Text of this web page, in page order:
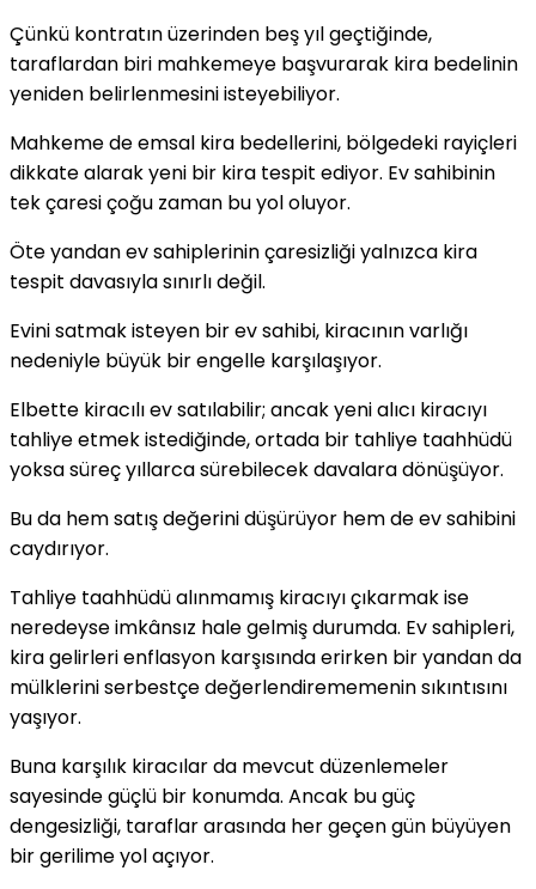
Çünkü kontratın üzerinden beş yıl geçtiğinde,
taraflardan biri mahkemeye başvurarak kira bedelinin
yeniden belirlenmesini isteyebiliyor.
Mahkeme de emsal kira bedellerini, bölgedeki rayiçleri
dikkate alarak yeni bir kira tespit ediyor. Ev sahibinin
tek çaresi çoğu zaman bu yol oluyor.
Öte yandan ev sahiplerinin çaresizliği yalnızca kira
tespit davasıyla sınırlı değil.
Evini satmak isteyen bir ev sahibi, kiracının varlığı
nedeniyle büyük bir engelle karşılaşıyor.
Elbette kiracılı ev satılabilir; ancak yeni alıcı kiracıyı
tahliye etmek istediğinde, ortada bir tahliye taahhüdü
yoksa süreç yıllarca sürebilecek davalara dönüşüyor.
Bu da hem satış değerini düşürüyor hem de ev sahibini
caydırıyor.
Tahliye taahhüdü alınmamış kiracıyı çıkarmak ise
neredeyse imkânsız hale gelmiş durumda. Ev sahipleri,
kira gelirleri enflasyon karşısında erirken bir yandan da
mülklerini serbestçe değerlendirememenin sıkıntısını
yaşıyor.
Buna karşılık kiracılar da mevcut düzenlemeler
sayesinde güçlü bir konumda. Ancak bu güç
dengesizliği, taraflar arasında her geçen gün büyüyen
bir gerilime yol açıyor.